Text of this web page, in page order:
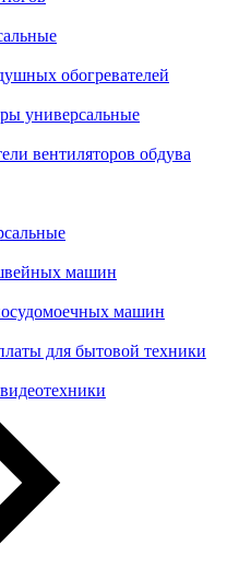
обогревателей
универсальные
вентиляторов обдува
машин
машин
для бытовой техники